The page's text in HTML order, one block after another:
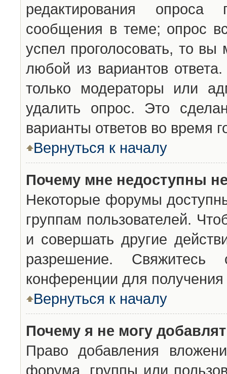
редактирования опроса
сообщения в теме; опрос
успел проголосовать, то вы
любой из вариантов
только модераторы или
удалить опрос. Это
варианты ответов во время
Вернуться к началу
Почему мне недоступны
Некоторые форумы
группам пользователей.
и совершать другие
разрешение. Свяжитесь
конференции для получения
Вернуться к началу
Почему я не могу
Право добавления
форума, группы или